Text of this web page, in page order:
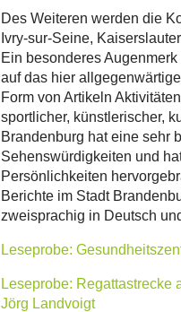
Des Weiteren werden die
Ivry-sur-Seine,
Ein besonderes
auf das hier
Form von Artikeln
sportlicher, künstlerischer,
Brandenburg hat eine sehr
Sehenswürdigkeiten und
Persönlichkeiten
Berichte im Stadt
zweisprachig in Deutsch
Leseprobe:
Leseprobe: Regattastrecke
Jörg Landvoigt